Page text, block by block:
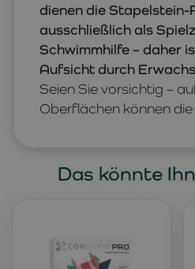
dienen die Stapelstein-
ausschließlich als
Schwimmhilfe – daher
Aufsicht durch
Seien Sie vorsichtig –
Oberflächen können
Das könnte